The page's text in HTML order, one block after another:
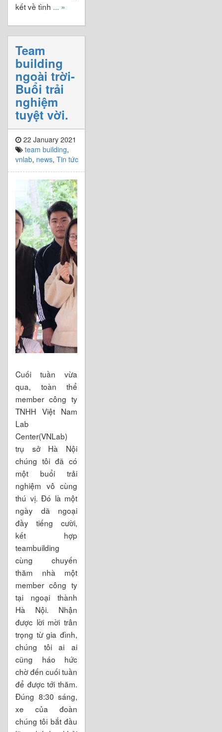
kết về tình ... »
Team
building
ngoài trời-
Buổi trải
nghiệm
tuyệt vời.
22 January 2021
team building,
vnlab, news, Tin tức
Cuối tuần vừa
qua, toàn thể
member công ty
TNHH Việt Nam
Lab
Center(VNLab)
trụ sở Hà Nội
chúng tôi đã có
một buổi trải
nghiệm vô cùng
thú vị. Đó là một
ngày dã ngoại
đầy tiếng cười,
kết hợp
teambuilding
cùng chuyến
thăm nhà một
member công ty
tại ngoại thành
Hà Nội. Nhận
được lời mời trân
trọng từ gia đình,
chúng tôi ai ai
cũng háo hức
chờ đến cuối tuần
để được tới thăm.
Đúng 8:30 sáng,
xe của đoàn
chúng tôi bắt đầu